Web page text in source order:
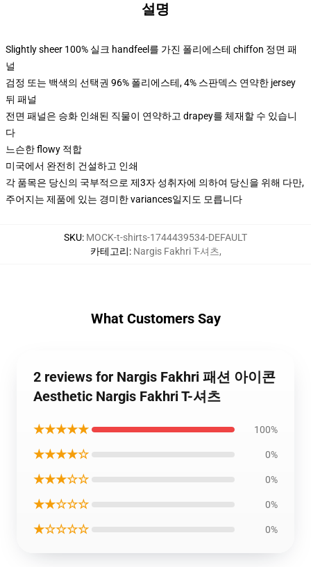
설명
Slightly sheer 100% 실크 handfeel를 가진 폴리에스테 chiffon 정면 패
널
검정 또는 백색의 선택권 96% 폴리에스테, 4% 스판덱스 연약한 jersey
뒤 패널
전면 패널은 승화 인쇄된 직물이 연약하고 drapey를 체재할 수 있습니
다
느슨한 flowy 적합
미국에서 완전히 건설하고 인쇄
각 품목은 당신의 국부적으로 제3자 성취자에 의하여 당신을 위해 다만,
주어지는 제품에 있는 경미한 variances일지도 모릅니다
SKU: MOCK-t-shirts-1744439534-DEFAULT
카테고리: Nargis Fakhri T-셔츠,
What Customers Say
2 reviews for Nargis Fakhri 패션 아이콘
Aesthetic Nargis Fakhri T-셔츠
★★★★★ 100%
★★★★☆ 0%
★★★☆☆ 0%
★★☆☆☆ 0%
★☆☆☆☆ 0%